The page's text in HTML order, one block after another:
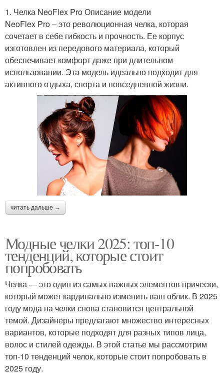
1. Челка NeoFlex Pro Описание модели
NeoFlex Pro – это революционная челка, которая
сочетает в себе гибкость и прочность. Ее корпус
изготовлен из передового материала, который
обеспечивает комфорт даже при длительном
использовании. Эта модель идеально подходит для
активного отдыха, спорта и повседневной жизни.
читать дальше →
Модные челки 2025: топ-10
тенденций, которые стоит
попробовать
Челка — это один из самых важных элементов прически,
который может кардинально изменить ваш облик. В 2025
году мода на челки снова становится центральной
темой. Дизайнеры предлагают множество интересных
вариантов, которые подходят для разных типов лица,
волос и стилей одежды. В этой статье мы рассмотрим
топ-10 тенденций челок, которые стоит попробовать в
2025 году.